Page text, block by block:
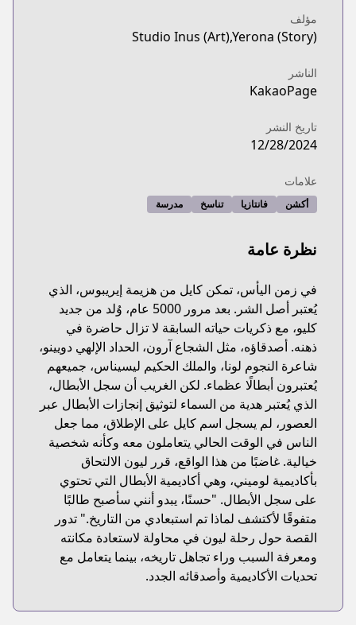
مؤلف
Studio Inus (Art),Yerona (Story)
الناشر
KakaoPage
تاريخ النشر
12/28/2024
علامات
أكشن فانتازيا تناسخ مدرسة
نظرة عامة
في زمن اليأس، تمكن كايل من هزيمة إيريبوس، الذي
يُعتبر أصل الشر. بعد مرور 5000 عام، وُلد من جديد
كليو، مع ذكريات حياته السابقة لا تزال حاضرة في
ذهنه. أصدقاؤه، مثل الشجاع آرون، الحداد الإلهي دويينو،
شاعرة النجوم لونا، والملك الحكيم ليسيناس، جميعهم
يُعتبرون أبطالًا عظماء. لكن الغريب أن سجل الأبطال،
الذي يُعتبر هدية من السماء لتوثيق إنجازات الأبطال عبر
العصور، لم يسجل اسم كايل على الإطلاق، مما جعل
الناس في الوقت الحالي يتعاملون معه وكأنه شخصية
خيالية. غاضبًا من هذا الواقع، قرر ليون الالتحاق
بأكاديمية لوميني، وهي أكاديمية الأبطال التي تحتوي
على سجل الأبطال. "حسنًا، يبدو أنني سأصبح طالبًا
متفوقًا لأكتشف لماذا تم استبعادي من التاريخ." تدور
القصة حول رحلة ليون في محاولة لاستعادة مكانته
ومعرفة السبب وراء تجاهل تاريخه، بينما يتعامل مع
تحديات الأكاديمية وأصدقائه الجدد.